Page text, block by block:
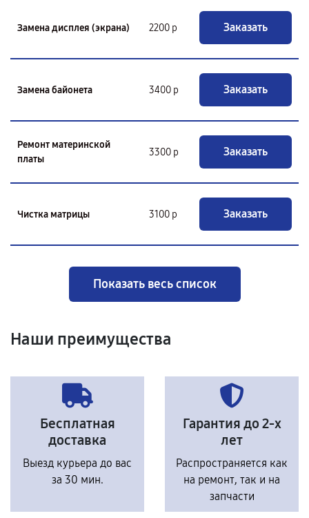
Замена дисплея (экрана) 2200 р Заказать
Замена байонета 3400 р Заказать
Ремонт материнской
платы
3300 р Заказать
Чистка матрицы 3100 р Заказать
Показать весь список
Наши преимущества
Бесплатная
доставка
Выезд курьера до вас
за 30 мин.
Гарантия до 2-х
лет
Распространяется как
на ремонт, так и на
запчасти